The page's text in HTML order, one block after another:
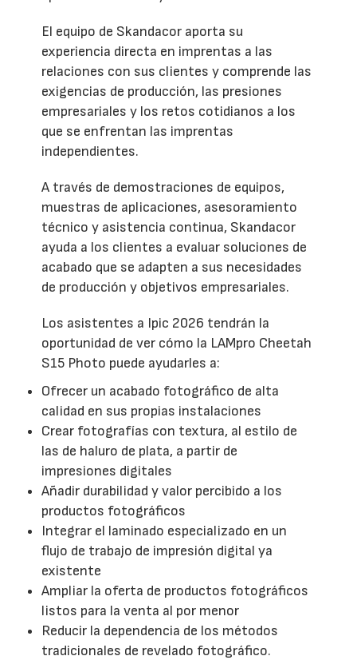
El equipo de Skandacor aporta su
experiencia directa en imprentas a las
relaciones con sus clientes y comprende las
exigencias de producción, las presiones
empresariales y los retos cotidianos a los
que se enfrentan las imprentas
independientes.
A través de demostraciones de equipos,
muestras de aplicaciones, asesoramiento
técnico y asistencia continua, Skandacor
ayuda a los clientes a evaluar soluciones de
acabado que se adapten a sus necesidades
de producción y objetivos empresariales.
Los asistentes a Ipic 2026 tendrán la
oportunidad de ver cómo la LAMpro Cheetah
S15 Photo puede ayudarles a:
Ofrecer un acabado fotográfico de alta
calidad en sus propias instalaciones
Crear fotografías con textura, al estilo de
las de haluro de plata, a partir de
impresiones digitales
Añadir durabilidad y valor percibido a los
productos fotográficos
Integrar el laminado especializado en un
flujo de trabajo de impresión digital ya
existente
Ampliar la oferta de productos fotográficos
listos para la venta al por menor
Reducir la dependencia de los métodos
tradicionales de revelado fotográfico.